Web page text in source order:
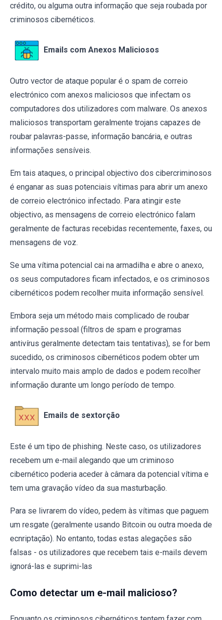
crédito, ou alguma outra informação que seja roubada por
criminosos cibernéticos.
Emails com Anexos Maliciosos
Outro vector de ataque popular é o spam de correio
electrónico com anexos maliciosos que infectam os
computadores dos utilizadores com malware. Os anexos
maliciosos transportam geralmente trojans capazes de
roubar palavras-passe, informação bancária, e outras
informações sensíveis.
Em tais ataques, o principal objectivo dos cibercriminosos
é enganar as suas potenciais vítimas para abrir um anexo
de correio electrónico infectado. Para atingir este
objectivo, as mensagens de correio electrónico falam
geralmente de facturas recebidas recentemente, faxes, ou
mensagens de voz.
Se uma vítima potencial cai na armadilha e abre o anexo,
os seus computadores ficam infectados, e os criminosos
cibernéticos podem recolher muita informação sensível.
Embora seja um método mais complicado de roubar
informação pessoal (filtros de spam e programas
antivírus geralmente detectam tais tentativas), se for bem
sucedido, os criminosos cibernéticos podem obter um
intervalo muito mais amplo de dados e podem recolher
informação durante um longo período de tempo.
Emails de sextorção
Este é um tipo de phishing. Neste caso, os utilizadores
recebem um e-mail alegando que um criminoso
cibernético poderia aceder à câmara da potencial vítima e
tem uma gravação vídeo da sua masturbação.
Para se livrarem do vídeo, pedem às vítimas que paguem
um resgate (geralmente usando Bitcoin ou outra moeda de
ecnriptação). No entanto, todas estas alegações são
falsas - os utilizadores que recebem tais e-mails devem
ignorá-las e suprimi-las
Como detectar um e-mail malicioso?